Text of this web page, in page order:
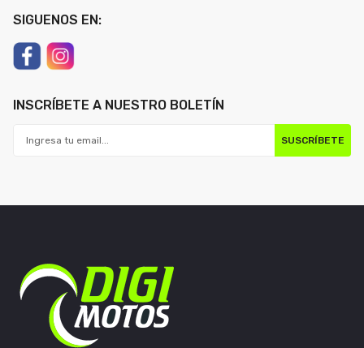
SIGUENOS EN:
INSCRÍBETE A NUESTRO BOLETÍN
SUSCRÍBETE